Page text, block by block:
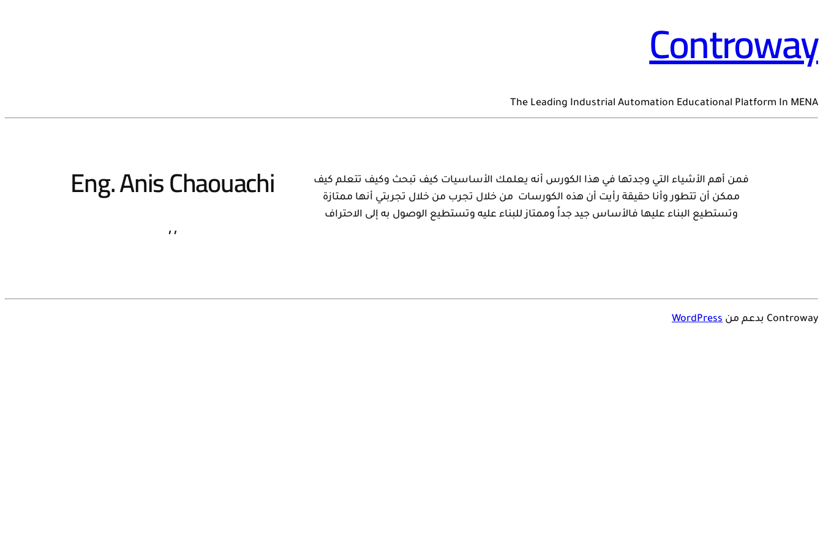
Controway
The Leading Industrial Automation Educational Platform In MENA
Eng. Anis Chaouachi
,
,
فمن أهم الأشياء التي وجدتها في هذا الكورس أنه يعلمك الأساسيات كيف تبحث وكيف تتعلم كيف
ممكن أن تتطور وأنا حقيقة رأيت أن هذه الكورسات من خلال تجرب من خلال تجربتي أنها ممتازة
وتستطيع البناء عليها فالأساس جيد جداً وممتاز للبناء عليه وتستطيع الوصول به إلى الاحتراف
Controway بدعم من WordPress